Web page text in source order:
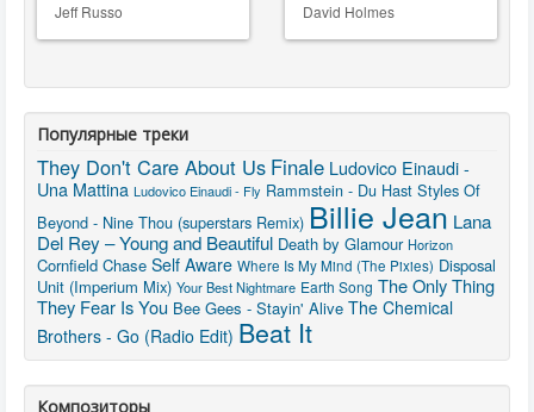
Jeff Russo David Holmes
Популярные треки
They Don't Care About Us Finale Ludovico Einaudi -
Una Mattina Ludovico Einaudi - Fly Rammstein - Du Hast Styles Of
Beyond - Nine Thou (superstars Remix) Billie Jean Lana
Del Rey – Young and Beautiful Death by Glamour Horizon
Cornfield Chase Self Aware Where Is My Mind (The Pixies) Disposal
Unit (Imperium Mix) Your Best Nightmare Earth Song The Only Thing
They Fear Is You Bee Gees - Stayin' Alive The Chemical
Brothers - Go (Radio Edit) Beat It
Композиторы